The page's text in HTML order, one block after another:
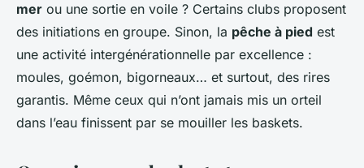
mer ou une sortie en voile ? Certains clubs proposent
des initiations en groupe. Sinon, la pêche à pied est
une activité intergénérationnelle par excellence :
moules, goémon, bigorneaux… et surtout, des rires
garantis. Même ceux qui n’ont jamais mis un orteil
dans l’eau finissent par se mouiller les baskets.